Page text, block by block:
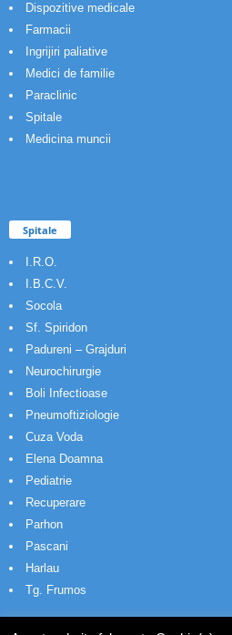
Dispozitive medicale
Farmacii
Ingrijiri paliative
Medici de familie
Paraclinic
Spitale
Medicina muncii
Spitale
I.R.O.
I.B.C.V.
Socola
Sf. Spiridon
Padureni – Grajduri
Neurochirurgie
Boli Infectioase
Pneumoftiziologie
Cuza Voda
Elena Doamna
Pediatrie
Recuperare
Parhon
Pascani
Harlau
Tg. Frumos